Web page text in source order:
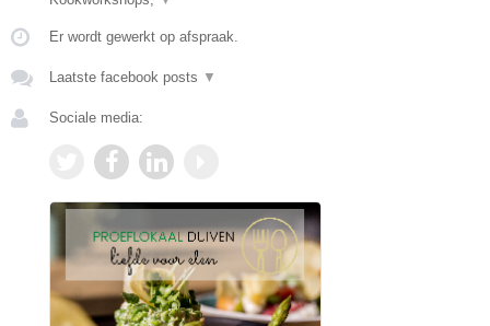
Er wordt gewerkt op afspraak.
Laatste facebook posts ▼
Sociale media: